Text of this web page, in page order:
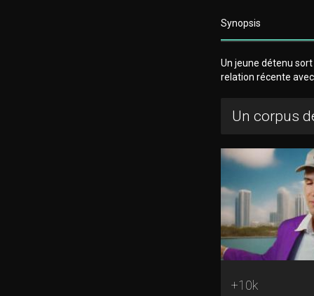
Synopsis
Un jeune détenu
relation récente
Un corpus
+10k